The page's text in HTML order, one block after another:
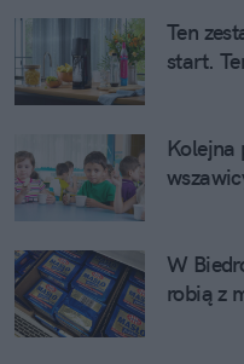
Ten
start.
Kolejna
W
robią z